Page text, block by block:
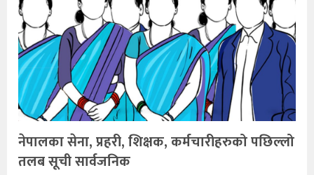
नेपालका सेना, प्रहरी, शिक्षक, कर्मचारीहरुको पछिल्लो
तलब सूची सार्वजनिक